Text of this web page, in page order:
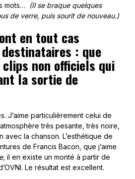
mots…
(Il se braque quelques
de verre, puis sourit de nouveau.)
en tout cas
: que
non officiels qui
la sortie de
J’aime particulièrement celui de
très pesante, très noire,
avec la chanson. L’esthétique de
de Francis Bacon, que j’aime
il en existe un monté à partir de
Le résultat est excellent.